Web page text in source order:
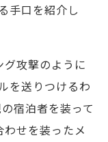
手口を紹介し
攻撃のように
を送りつけるわ
宿泊者を装って
わせを装ったメ